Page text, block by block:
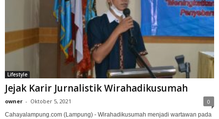
Lifestyle
Jejak Karir Jurnalistik Wirahadikusumah
owner - Oktober 5, 2021 0
Cahayalampung.com (Lampung) - Wirahadikusumah menjadi wartawan pada